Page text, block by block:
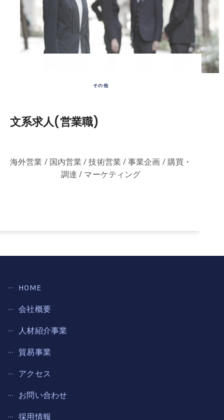
その他
文系求人(営業職)
海外営業 / 国内営業 / 技術営業 / 事業企画 / 購買・
調達 / マーケティング
HOME
会社概要
人材紹介事業
貿易事業
アクセス
お問い合わせ
採用情報